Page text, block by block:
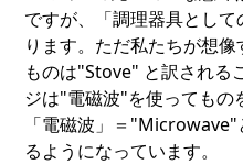
ですが、「調理器具とし
ります。ただ私たちが想
ものは"Stove" と訳される
ジは"電磁波"を使ってもの
「電磁波」＝
るようになっています。